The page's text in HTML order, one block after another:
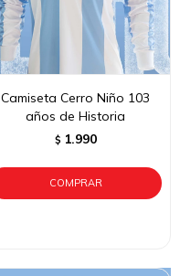
Camiseta Cerro Niño 103
años de Historia
$ 1.990